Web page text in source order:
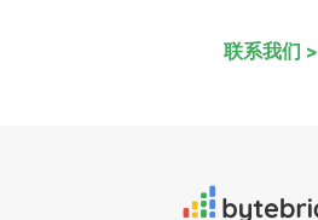
联系我们 >